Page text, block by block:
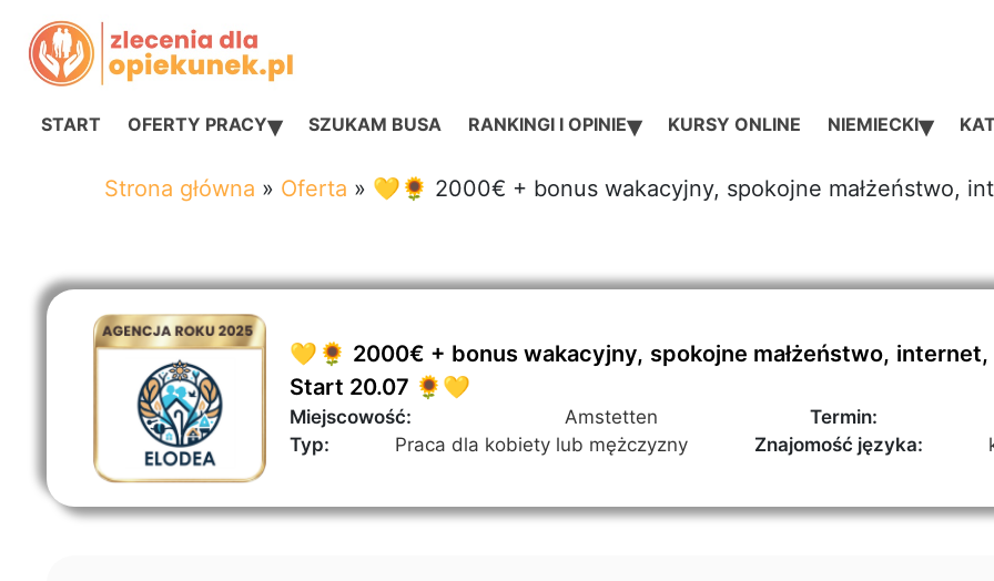
START OFERTY PRACY▾ SZUKAM BUSA RANKINGI I OPINIE▾ KURSY ONLINE NIEMIECKI▾
Strona główna » Oferta » 💛🌻 2000€ + bonus wakacyjny, spokojne małżeństwo,
💛🌻 2000€ + bonus wakacyjny, spokojne małżeństwo,
Start 20.07 🌻💛
Miejscowość: Amstetten
Termin:
Typ:
Praca dla kobiety lub mężczyzny Znajomość języka: